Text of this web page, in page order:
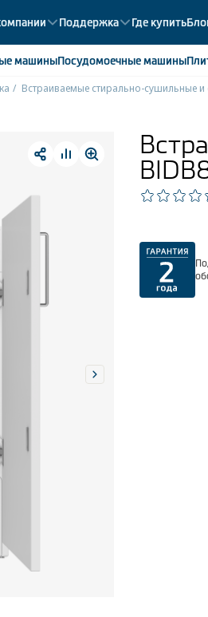
Поддержка Где купить
машиныПосудомоечныемашины
камеры
Встраиваемые стирально-сушильные